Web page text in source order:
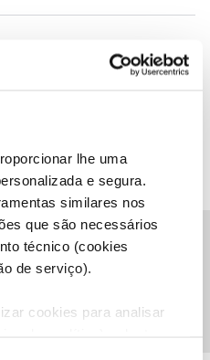
lhe uma
e segura.
similares nos
que são necessários
técnico (cookies
de serviço).
cookies para analisar
Forum|Forum|2 months ago
testemunho.
sobre um bug
de
mais detalhes sobre esta